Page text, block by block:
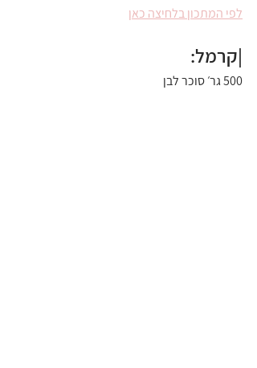
לפי המתכון בלחיצה כאן
|קרמל:
500 גר׳ סוכר לבן